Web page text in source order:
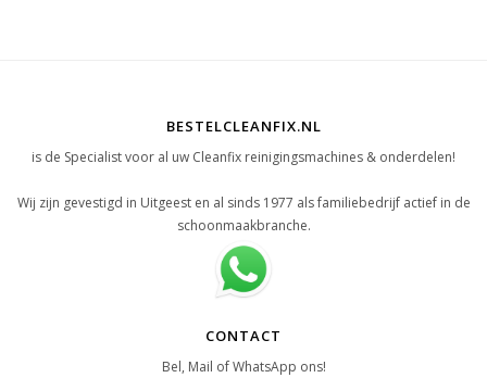
BESTELCLEANFIX.NL
is de Specialist voor al uw Cleanfix reinigingsmachines & onderdelen!
Wij zijn gevestigd in Uitgeest en al sinds 1977 als familiebedrijf actief in de
schoonmaakbranche.
CONTACT
Bel, Mail of WhatsApp ons!